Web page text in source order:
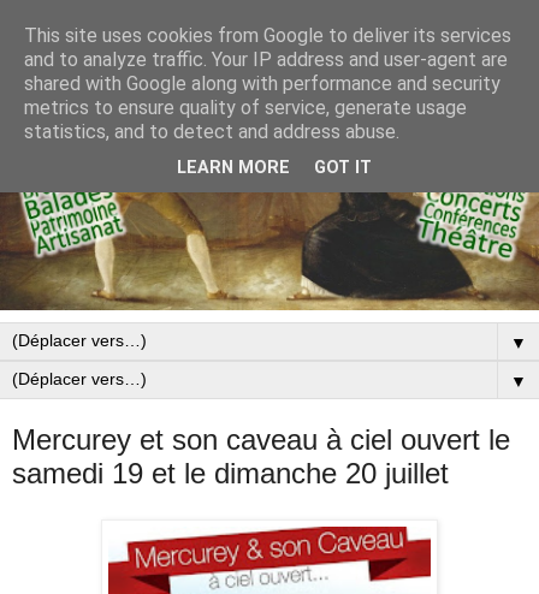
▼
▼
Mercurey et son caveau à ciel ouvert le
samedi 19 et le dimanche 20 juillet
This site uses cookies from Google to deliver its services
and to analyze traffic. Your IP address and user-agent are
shared with Google along with performance and security
metrics to ensure quality of service, generate usage
statistics, and to detect and address abuse.
LEARN MORE GOT IT